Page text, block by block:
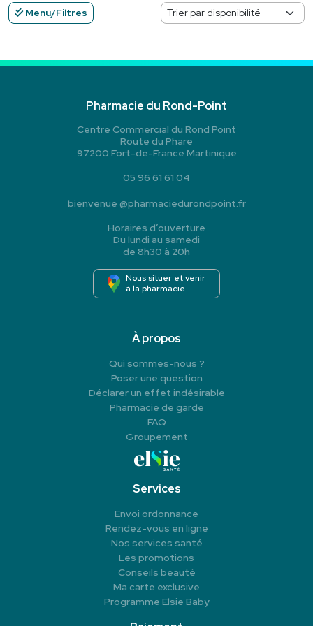
Menu/Filtres
Pharmacie du Rond-Point
Centre Commercial du Rond Point
Route du Phare
97200 Fort-de-France Martinique
05 96 61 61 04
bienvenue @pharmaciedurondpoint.fr
Horaires d’ouverture
Du lundi au samedi
de 8h30 à 20h
Nous situer et venir
à la pharmacie
À propos
Qui sommes-nous ?
Poser une question
Déclarer un effet indésirable
Pharmacie de garde
FAQ
Groupement
Services
Envoi ordonnance
Rendez-vous en ligne
Nos services santé
Les promotions
Conseils beauté
Ma carte exclusive
Programme Elsie Baby